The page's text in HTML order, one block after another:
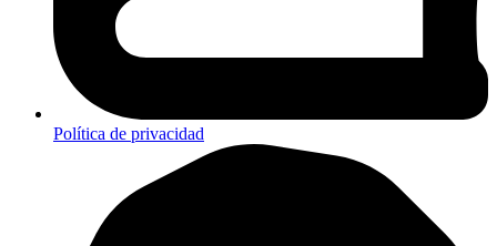
Política de privacidad